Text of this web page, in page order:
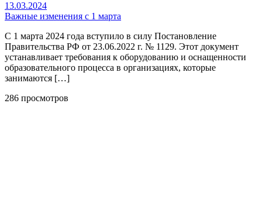
13.03.2024
Важные изменения с 1 марта
С 1 марта 2024 года вступило в силу Постановление
Правительства РФ от 23.06.2022 г. № 1129. Этот документ
устанавливает требования к оборудованию и оснащенности
образовательного процесса в организациях, которые
занимаются […]
286 просмотров